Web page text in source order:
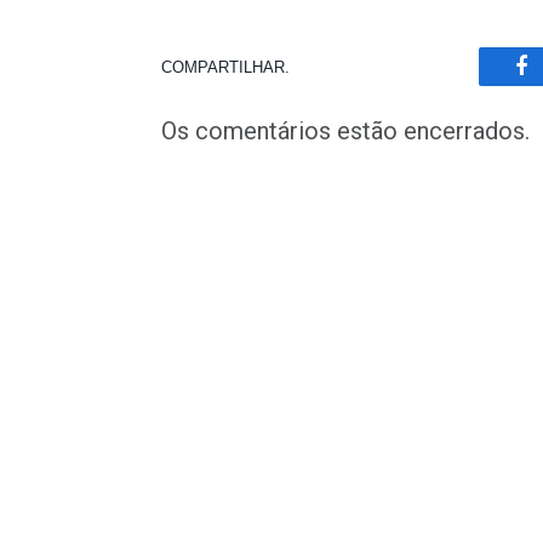
COMPARTILHAR.
Os comentários estão encerrados.